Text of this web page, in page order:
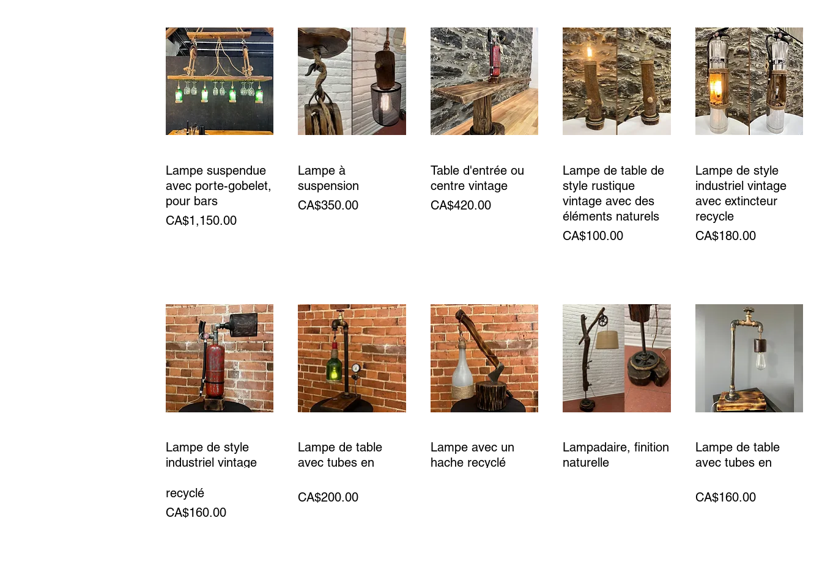
Lampe suspendue
avec porte-gobelet,
pour bars
Price
CA$1,150.00
Lampe à
suspension
Price
CA$350.00
Table d'entrée ou
centre vintage
Price
CA$420.00
Lampe de table de
style rustique
vintage avec des
éléments naturels
Price
CA$100.00
Lampe de style
industriel vintage
avec extincteur
recycle
Price
CA$180.00
Lampe de style
industriel vintage
recyclé
Price
CA$160.00
Lampe de table
avec tubes en
Price
CA$200.00
Lampe avec un
hache recyclé
Lampadaire, finition
naturelle
Lampe de table
avec tubes en
Price
CA$160.00